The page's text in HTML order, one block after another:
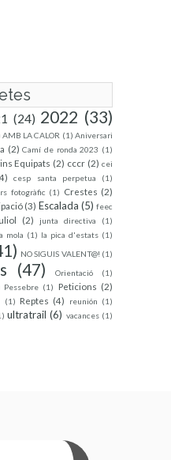
(24) 2022 (33)
AMB LA CALOR (1) Aniversari
(2) Camí de ronda 2023 (1)
Equipats (2) cccr (2) cei
cesp santa perpetua
(1)
fotogràfic (1) Crestes (2)
(3) Escalada (5) feec
(2) junta directiva (1)
mola (1) la pica d'estats (1)
NO SIGUIS VALENT@! (1)
(47) Orientació (1)
Pessebre (1) Peticions (2)
(1) Reptes (4) reunión (1)
ultratrail (6) vacances (1)